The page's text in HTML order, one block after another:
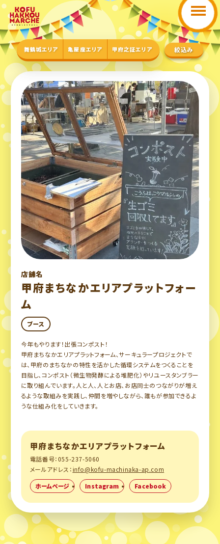
舞鶴城エリア 亀屋座エリア 甲府之証エリア 絞込み
店舗名
甲府まちなかエリアプラットフォー
ム
ブース
今年もやります！出張コンポスト！
甲府まちなかエリアプラットフォーム、サーキュラープロジェクトで
は、甲府のまちなかの特性を活かした循環システムをつくることを
目指し、コンポスト（微生物発酵による堆肥化）やリユースタンブラー
に取り組んでいます。人と人、人とお店、お店同士のつながりが増え
るような取組みを実践し、仲間を増やしながら、誰もが参加できるよ
うな仕組み化をしていきます。
甲府まちなかエリアプラットフォーム
電話番号：055-237-5060
メールアドレス：info@kofu-machinaka-ap.com
ホームページ
Instagram Facebook